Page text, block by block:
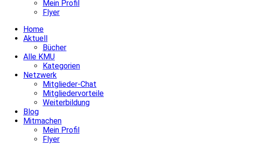
Mein Profil
Flyer
Home
Aktuell
Bücher
Alle KMU
Kategorien
Netzwerk
Mitglieder-Chat
Mitgliedervorteile
Weiterbildung
Blog
Mitmachen
Mein Profil
Flyer